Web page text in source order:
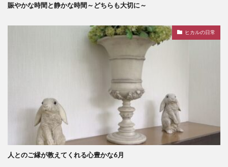
賑やかな時間と静かな時間～どちらも大切に～
ヒカルの日常
人とのご縁が教えてくれる心豊かな6月